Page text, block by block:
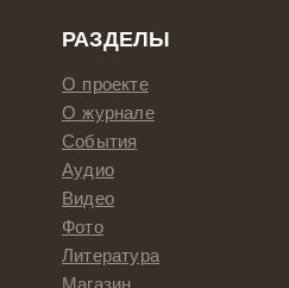
РАЗДЕЛЫ
О проекте
О журнале
События
Аудио
Видео
Фото
Литература